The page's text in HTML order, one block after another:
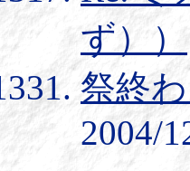
ず））
祭終
2004/